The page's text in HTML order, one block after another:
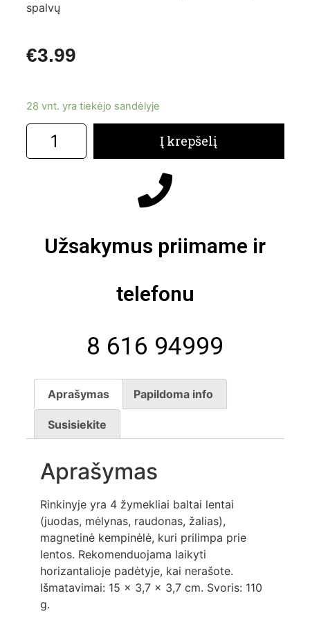
spalvų
€3.99
28 vnt. yra tiekėjo sandėlyje
Į krepšelį
Užsakymus priimame ir
telefonu
8 616 94999
Aprašymas Papildoma info
Susisiekite
Aprašymas
Rinkinyje yra 4 žymekliai baltai lentai
(juodas, mėlynas, raudonas, žalias),
magnetinė kempinėlė, kuri prilimpa prie
lentos. Rekomenduojama laikyti
horizantalioje padėtyje, kai nerašote.
Išmatavimai: 15 x 3,7 x 3,7 cm. Svoris: 110
g.